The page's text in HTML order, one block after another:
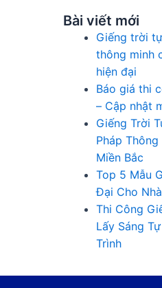
Bài viết mới
Giếng trời
thông minh
hiện đại
Báo giá thi
– Cập nhật
Giếng Trời
Pháp
Miền Bắc
Top 5 Mẫu
Đại Cho
Thi Công
Lấy Sáng
Trình